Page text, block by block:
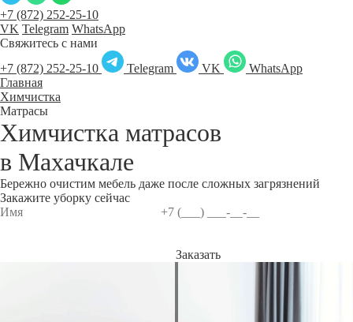
+7 (872) 252-25-10
VK Telegram WhatsApp
Свяжитесь с нами
+7 (872) 252-25-10
Telegram VK
WhatsApp
Главная
Химчистка
Матрасы
Химчистка матрасов
в Махачкале
Бережно очистим мебель даже после сложных загрязнений
Закажите уборку сейчас
Заказать